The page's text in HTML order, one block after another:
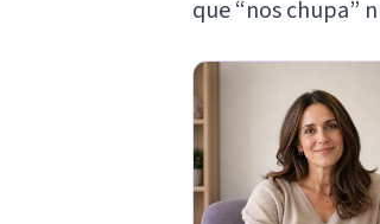
que “nos chupa”